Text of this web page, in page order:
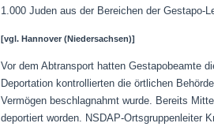
1.000 Juden aus der Bereichen der Gestapo-
[vgl. Hannover (Niedersachsen)]
Vor dem Abtransport hatten Gestapobeamte
Deportation kontrollierten die örtlichen
Vermögen beschlagnahmt wurde. Bereits
deportiert worden. NSDAP-Ortsgruppenleiter